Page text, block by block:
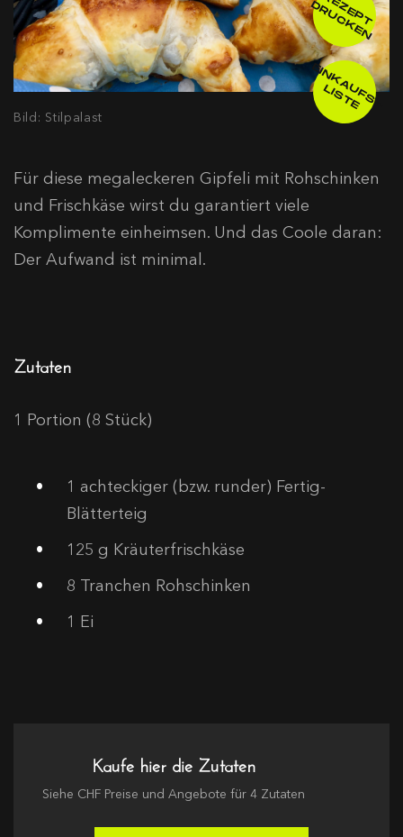
Bild: Stilpalast
R
E
Z
E
P
T
D
R
U
C
K
E
N
E
IN
K
A
U
F
S
-
L
IS
T
E
Für diese megaleckeren Gipfeli mit Rohschinken
und Frischkäse wirst du garantiert viele
Komplimente einheimsen. Und das Coole daran:
Der Aufwand ist minimal.
Zutaten
1 Portion (8 Stück)
1 achteckiger (bzw. runder) Fertig-
Blätterteig
125 g Kräuterfrischkäse
8 Tranchen Rohschinken
1 Ei
Kaufe hier die Zutaten
Siehe CHF Preise und Angebote für 4 Zutaten